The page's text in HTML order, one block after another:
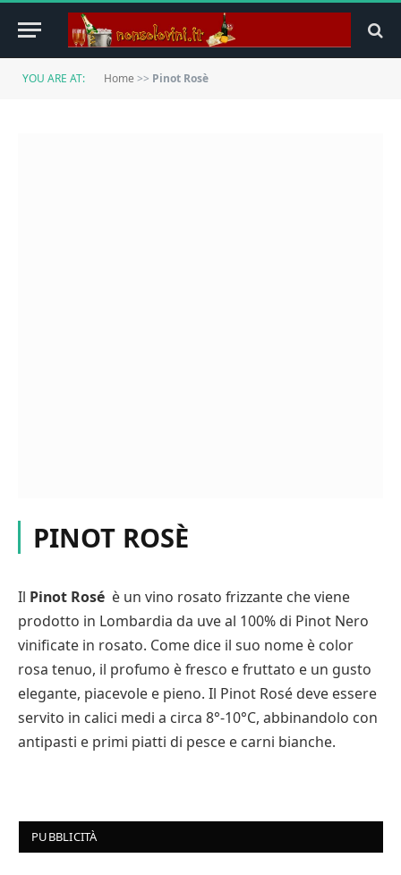
YOU ARE AT: Home >> Pinot Rosè
PINOT ROSÈ
Il Pinot Rosé è un vino rosato frizzante che viene
prodotto in Lombardia da uve al 100% di Pinot Nero
vinificate in rosato. Come dice il suo nome è color
rosa tenuo, il profumo è fresco e fruttato e un gusto
elegante, piacevole e pieno. Il Pinot Rosé deve essere
servito in calici medi a circa 8°-10°C, abbinandolo con
antipasti e primi piatti di pesce e carni bianche.
PUBBLICITÀ